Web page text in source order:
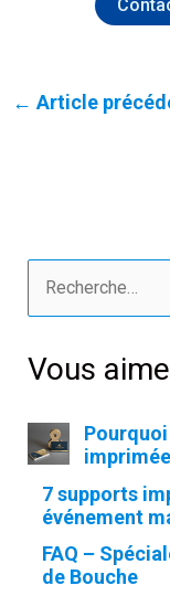
← Article
c
r
Vous
7 supports
événement
FAQ –
de Bouche